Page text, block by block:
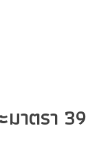
าตรา 39